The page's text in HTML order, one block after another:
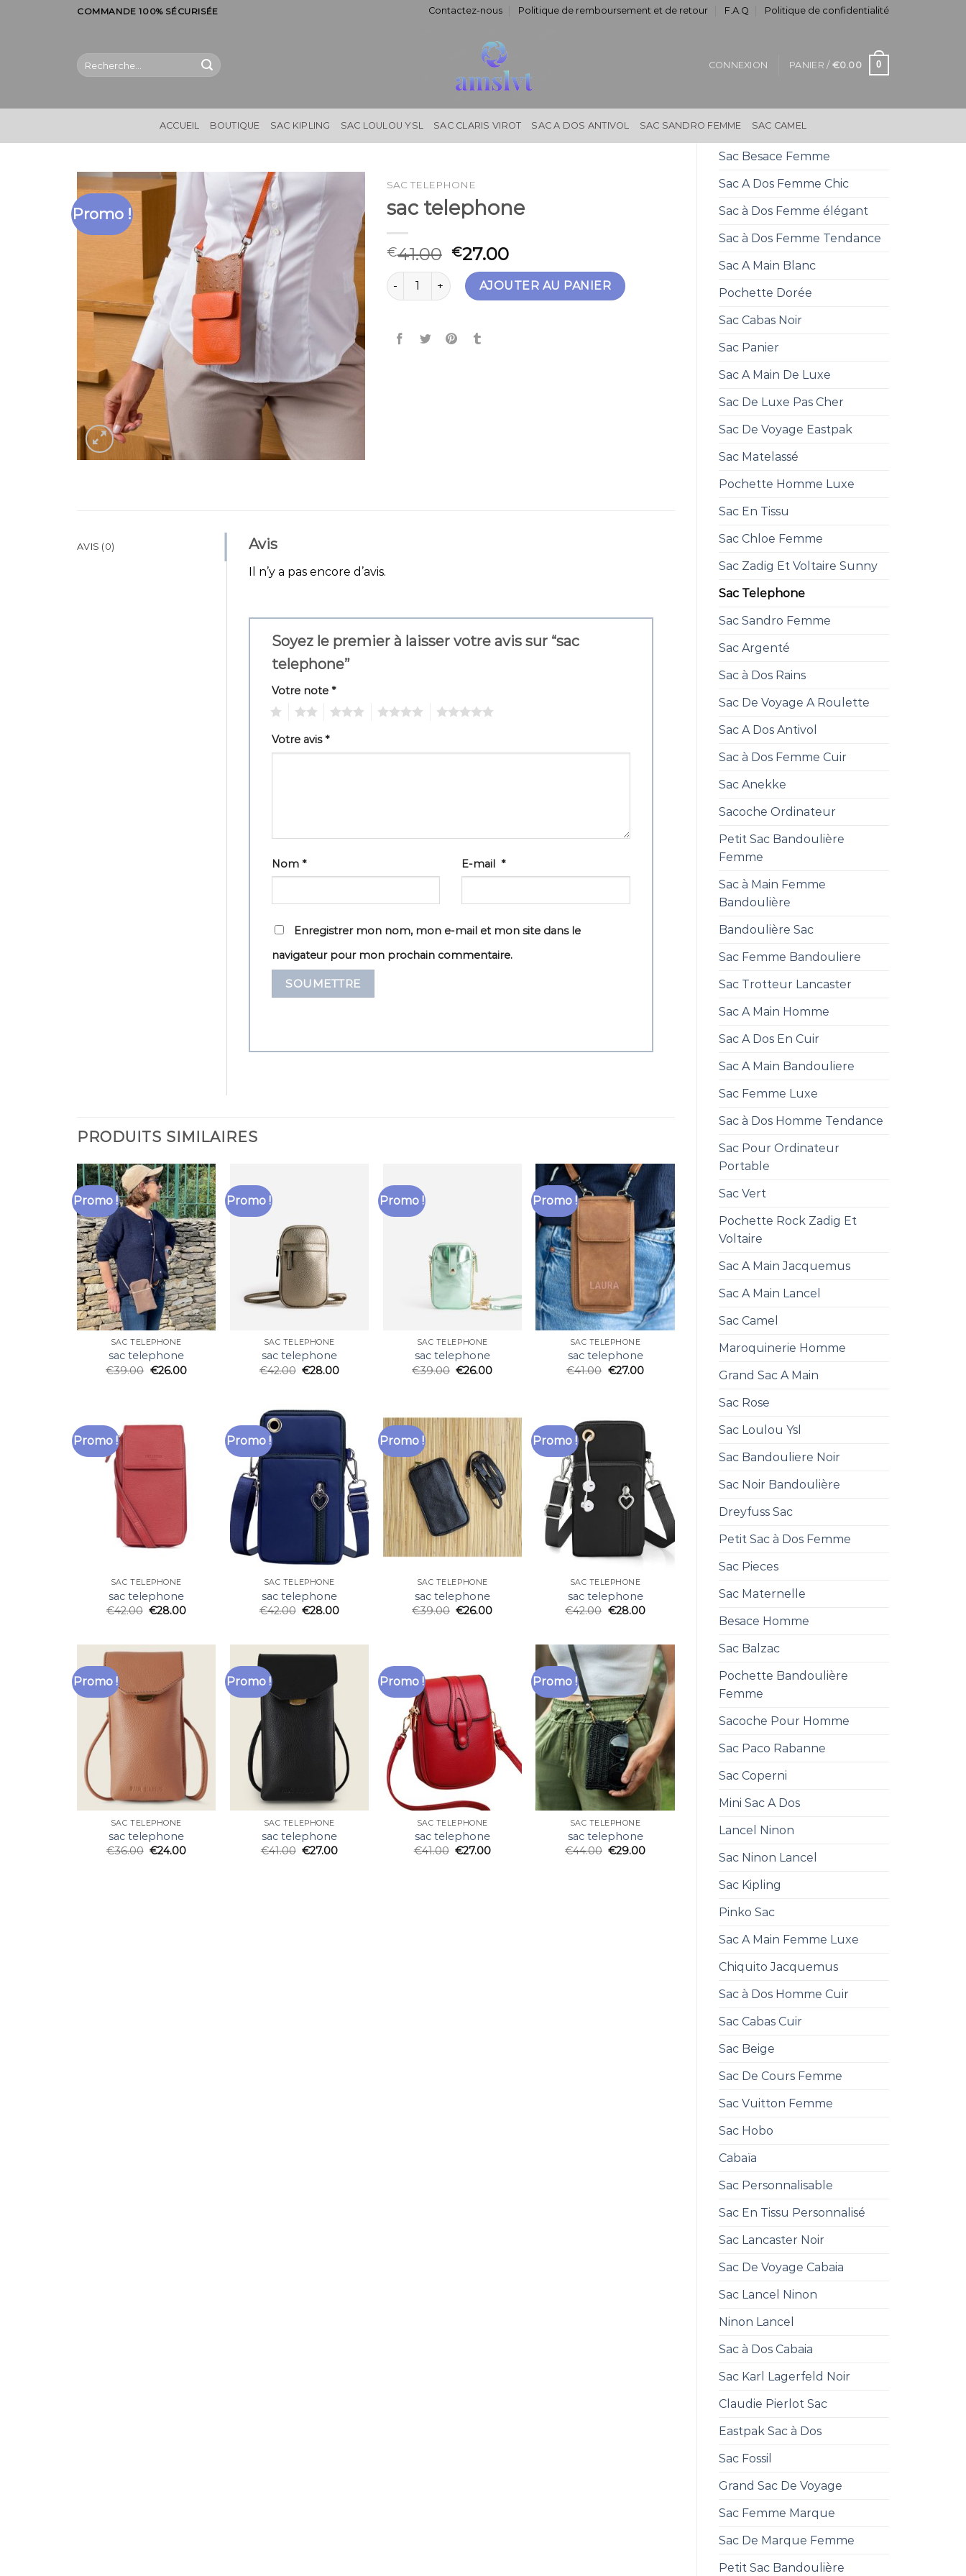
COMMANDE 100% SÉCURISÉE Contactez-nous Politique de remboursement et de retour F.A.Q Politique de confidentialité
Recherche
pour :
CONNEXION PANIER / €0.00 0
ACCUEIL BOUTIQUE SAC KIPLING SAC LOULOU YSL SAC CLARIS VIROT SAC A DOS ANTIVOL SAC SANDRO FEMME SAC CAMEL
Sac Besace Femme
Sac A Dos Femme Chic
Sac à Dos Femme élégant
Sac à Dos Femme Tendance
Sac A Main Blanc
Pochette Dorée
Sac Cabas Noir
Sac Panier
Sac A Main De Luxe
Sac De Luxe Pas Cher
Sac De Voyage Eastpak
Sac Matelassé
Pochette Homme Luxe
Sac En Tissu
Sac Chloe Femme
Sac Zadig Et Voltaire Sunny
Sac Telephone
Sac Sandro Femme
Sac Argenté
Sac à Dos Rains
Sac De Voyage A Roulette
Sac A Dos Antivol
Sac à Dos Femme Cuir
Sac Anekke
Sacoche Ordinateur
Petit Sac Bandoulière
Femme
Sac à Main Femme
Bandoulière
Bandoulière Sac
Sac Femme Bandouliere
Sac Trotteur Lancaster
Sac A Main Homme
Sac A Dos En Cuir
Sac A Main Bandouliere
Sac Femme Luxe
Sac à Dos Homme Tendance
Sac Pour Ordinateur
Portable
Sac Vert
Pochette Rock Zadig Et
Voltaire
Sac A Main Jacquemus
Sac A Main Lancel
Sac Camel
Maroquinerie Homme
Grand Sac A Main
Sac Rose
Sac Loulou Ysl
Sac Bandouliere Noir
Sac Noir Bandoulière
Dreyfuss Sac
Petit Sac à Dos Femme
Sac Pieces
Sac Maternelle
Besace Homme
Sac Balzac
Pochette Bandoulière
Femme
Sacoche Pour Homme
Sac Paco Rabanne
Sac Coperni
Mini Sac A Dos
Lancel Ninon
Sac Ninon Lancel
Sac Kipling
Pinko Sac
Sac A Main Femme Luxe
Chiquito Jacquemus
Sac à Dos Homme Cuir
Sac Cabas Cuir
Sac Beige
Sac De Cours Femme
Sac Vuitton Femme
Sac Hobo
Cabaïa
Sac Personnalisable
Sac En Tissu Personnalisé
Sac Lancaster Noir
Sac De Voyage Cabaia
Sac Lancel Ninon
Ninon Lancel
Sac à Dos Cabaia
Sac Karl Lagerfeld Noir
Claudie Pierlot Sac
Eastpak Sac à Dos
Sac Fossil
Grand Sac De Voyage
Sac Femme Marque
Sac De Marque Femme
Petit Sac Bandoulière
Promo !
SAC TELEPHONE
sac telephone
€41.00 €27.00
quantité de sac telephoneAJOUTER AU PANIER
AVIS (0) Avis
Il n’y a pas encore d’avis.
Soyez le premier à laisser votre avis sur “sac
telephone”
Votre note *
Votre avis*
Nom * E-mail*
Enregistrer mon nom, mon e-mail et mon site dans le
navigateur pour mon prochain commentaire.
PRODUITS SIMILAIRES
Promo !
SAC TELEPHONE
sac telephone
€39.00 €26.00
Promo !
SAC TELEPHONE
sac telephone
€42.00 €28.00
Promo !
SAC TELEPHONE
sac telephone
€39.00 €26.00
Promo !
SAC TELEPHONE
sac telephone
€41.00 €27.00
Promo !
SAC TELEPHONE
sac telephone
€42.00 €28.00
Promo !
SAC TELEPHONE
sac telephone
€42.00 €28.00
Promo !
SAC TELEPHONE
sac telephone
€39.00 €26.00
Promo !
SAC TELEPHONE
sac telephone
€42.00 €28.00
Promo !
SAC TELEPHONE
sac telephone
€36.00 €24.00
Promo !
SAC TELEPHONE
sac telephone
€41.00 €27.00
Promo !
SAC TELEPHONE
sac telephone
€41.00 €27.00
Promo !
SAC TELEPHONE
sac telephone
€44.00 €29.00